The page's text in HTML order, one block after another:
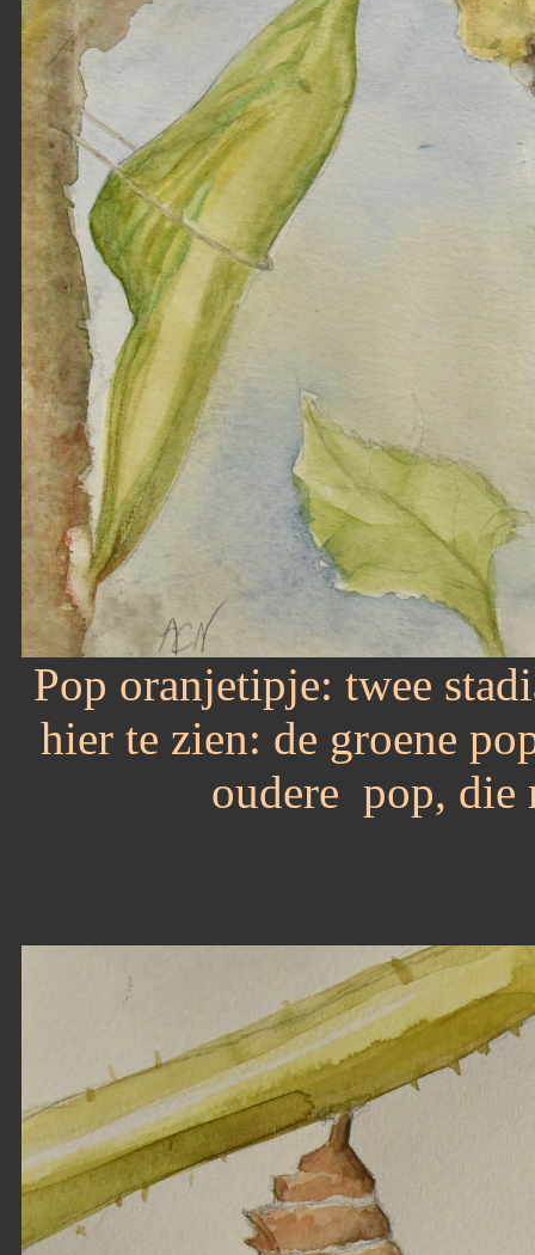
Pop oranjetipje: twee
hier te zien: de groene
oudere pop, die